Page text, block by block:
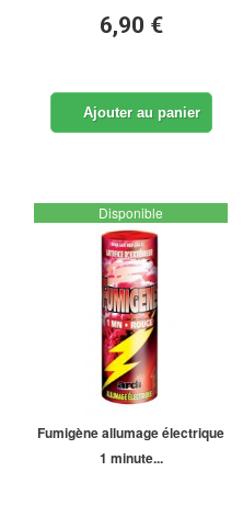
6,90 €
Ajouter au panier
Disponible
Fumigène allumage électrique
1 minute...